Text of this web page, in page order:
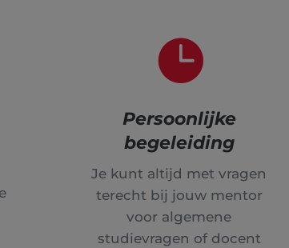

Persoonlijke
begeleiding
Je kunt altijd met vragen
terecht bij jouw mentor
voor algemene
studievragen of docent